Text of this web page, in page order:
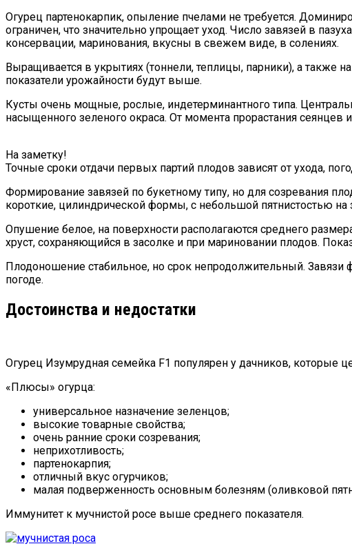
Огурец партенокарпик, опыление пчелами не требуется.
ограничен, что значительно упрощает уход. Число завязей в
консервации, маринования, вкусны в свежем виде, в солениях.
Выращивается в укрытиях (тоннели, теплицы, парники), а также
показатели урожайности будут выше.
Кусты очень мощные, рослые, индетерминантного типа.
насыщенного зеленого окраса. От момента прорастания сеянцев
На заметку!
Точные сроки отдачи первых партий плодов зависят от ухода,
Формирование завязей по букетному типу, но для созревания
короткие, цилиндрической формы, с небольшой пятнистостью
Опушение белое, на поверхности располагаются среднего
хруст, сохраняющийся в засолке и при мариновании плодов.
Плодоношение стабильное, но срок непродолжительный.
погоде.
Достоинства и недостатки
Огурец Изумрудная семейка F1 популярен у дачников, которые
«Плюсы» огурца:
универсальное назначение зеленцов;
высокие товарные свойства;
очень ранние сроки созревания;
неприхотливость;
партенокарпия;
отличный вкус огурчиков;
малая подверженность основным болезням (оливковой
Иммунитет к мучнистой росе выше среднего показателя.